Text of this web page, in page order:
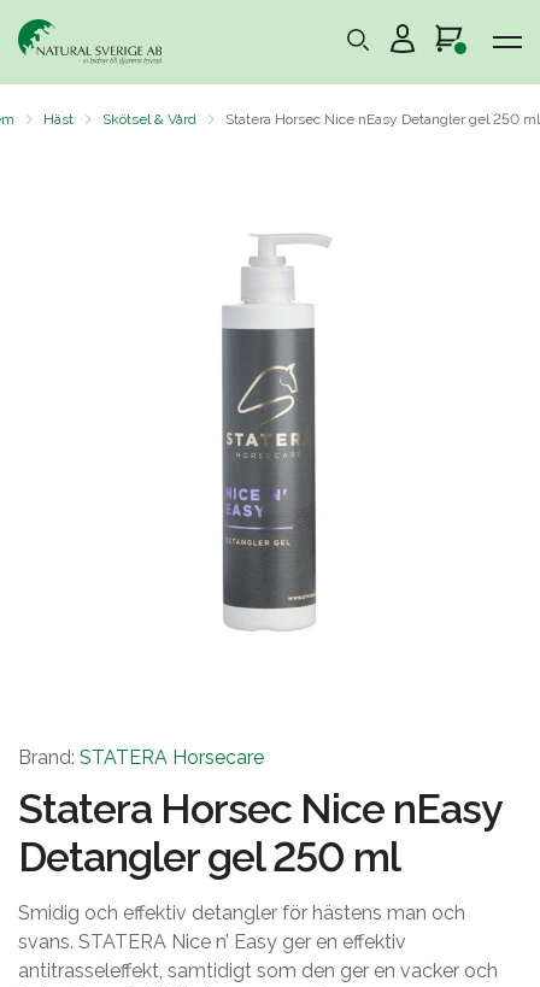
Häst Skötsel & Vård Statera Horsec Nice nEasy Detangler gel 250 ml
Brand: STATERA Horsecare
Statera Horsec Nice nEasy
Detangler gel 250 ml
Smidig och effektiv detangler för hästens man och
svans. STATERA Nice n’ Easy ger en effektiv
antitrasseleffekt, samtidigt som den ger en vacker och